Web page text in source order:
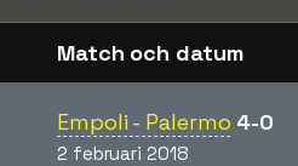
Match och datum
Empoli - Palermo 4-0
2 februari 2018